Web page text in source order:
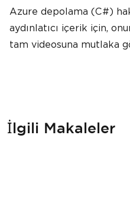
Azure depolama (C#)
aydınlatıcı içerik için,
tam videosuna mutlaka
İlgili Makaleler